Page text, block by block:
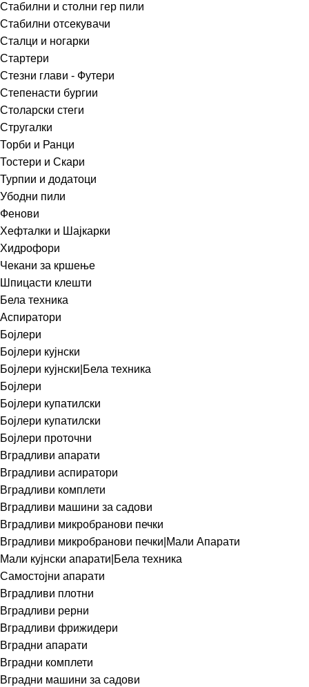
Стабилни и столни гер пили
Стабилни отсекувачи
Сталци и ногарки
Стартери
Стезни глави - Футери
Степенасти бургии
Столарски стеги
Стругалки
Торби и Ранци
Тостери и Скари
Турпии и додатоци
Убодни пили
Фенови
Хефталки и Шајкарки
Хидрофори
Чекани за кршење
Шпицасти клешти
Бела техника
Аспиратори
Бојлери
Бојлери кујнски
Бојлери кујнски|Бела техника
Бојлери
Бојлери купатилски
Бојлери купатилски
Бојлери проточни
Вградливи апарати
Вградливи аспиратори
Вградливи комплети
Вградливи машини за садови
Вградливи микробранови печки
Вградливи микробранови печки|Мали Апарати
Мали кујнски апарати|Бела техника
Самостојни апарати
Вградливи плотни
Вградливи рерни
Вградливи фрижидери
Вградни апарати
Вградни комплети
Вградни машини за садови